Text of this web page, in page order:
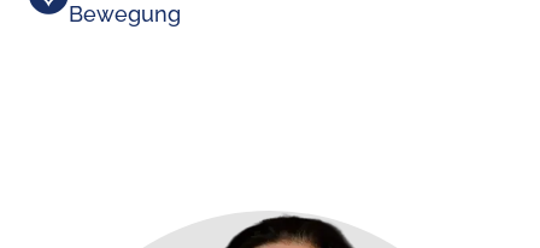
Bewegung